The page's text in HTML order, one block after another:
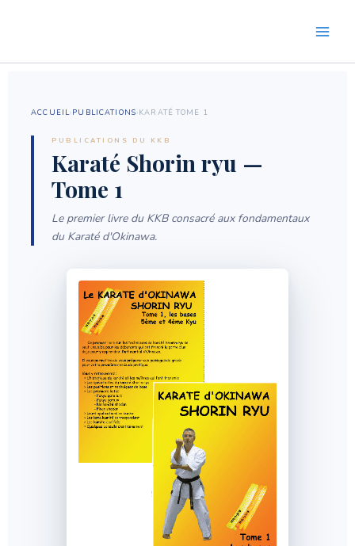
ACCUEIL›PUBLICATIONS›KARATÉ TOME 1
PUBLICATIONS DU KKB
Karaté Shorin ryu —
Tome 1
Le premier livre du KKB consacré aux fondamentaux
du Karaté d'Okinawa.